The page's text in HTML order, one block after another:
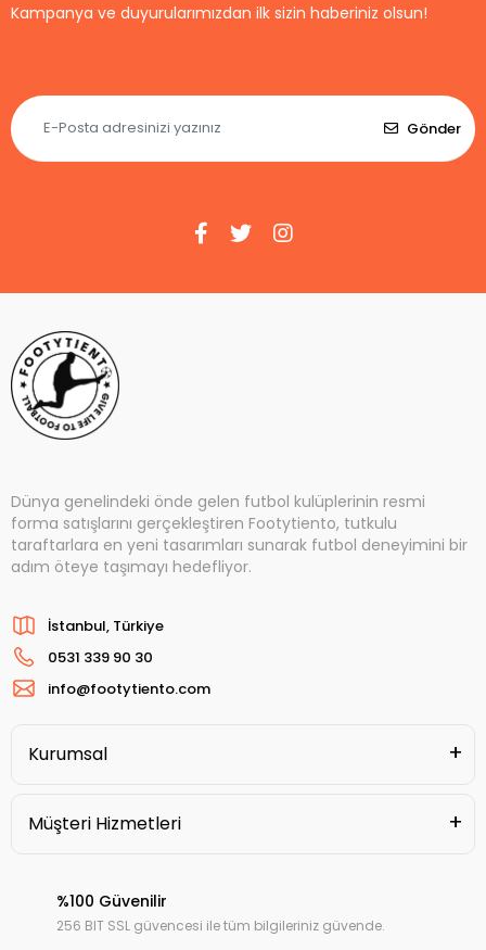
Kampanya ve duyurularımızdan ilk sizin haberiniz olsun!
Gönder
Dünya genelindeki önde gelen futbol kulüplerinin resmi
forma satışlarını gerçekleştiren Footytiento, tutkulu
taraftarlara en yeni tasarımları sunarak futbol deneyimini bir
adım öteye taşımayı hedefliyor.
İstanbul, Türkiye
0531 339 90 30
info@footytiento.com
Kurumsal
Müşteri Hizmetleri
%100 Güvenilir
256 BIT SSL güvencesi ile tüm bilgileriniz güvende.